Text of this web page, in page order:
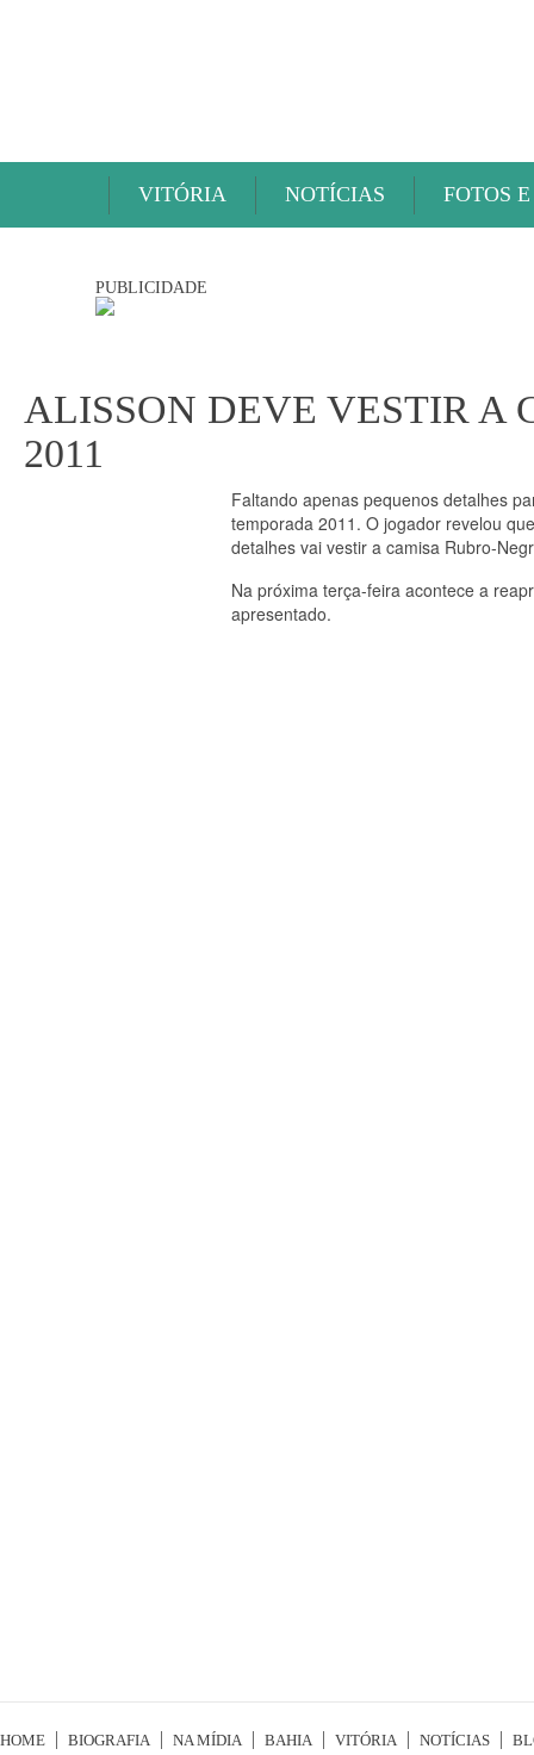
VITÓRIA NOTÍCIAS FOTOS
PUBLICIDADE
ALISSON DEVE VESTIR A
2011
Faltando apenas pequenos detalhes
temporada 2011. O jogador revelou
detalhes vai vestir a camisa Rubro-
Na próxima terça-feira acontece a
apresentado.
HOME BIOGRAFIA NA MÍDIA BAHIA VITÓRIA NOTÍCIAS